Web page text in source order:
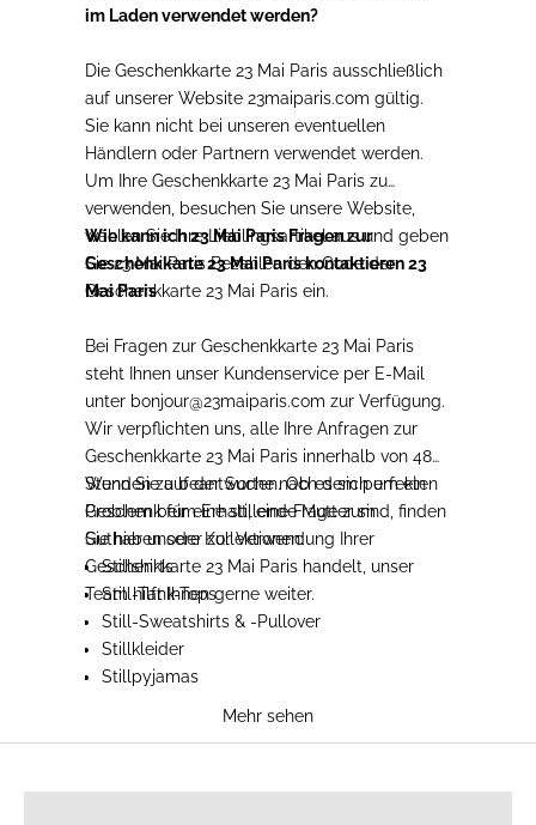
im Laden verwendet werden?
Die Geschenkkarte 23 Mai Paris ausschließlich
auf unserer Website 23maiparis.com gültig.
Sie kann nicht bei unseren eventuellen
Händlern oder Partnern verwendet werden.
Um Ihre Geschenkkarte 23 Mai Paris zu
verwenden, besuchen Sie unsere Website,
wählen Sie Ihre Lieblingsartikel aus und geben
Sie 23 Mai Paris Bezahlen den Code der
Geschenkkarte 23 Mai Paris ein.
Wie kann ich 23 Mai Paris Fragen zur
Geschenkkarte 23 Mai Paris kontaktieren 23
Mai Paris
Bei Fragen zur Geschenkkarte 23 Mai Paris
steht Ihnen unser Kundenservice per E-Mail
unter bonjour@23maiparis.com zur Verfügung.
Wir verpflichten uns, alle Ihre Anfragen zur
Geschenkkarte 23 Mai Paris innerhalb von 48
Stunden zu beantworten. Ob es sich um ein
Problem beim Erhalt, eine Frage zum
Guthaben oder zur Verwendung Ihrer
Geschenkkarte 23 Mai Paris handelt, unser
Team hilft Ihnen gerne weiter.
Wenn Sie auf der Suche nach dem perfekten
Geschenk für eine stillende Mutter sind, finden
Sie hier unsere Kollektionen:
Stillshirts
Still-Tank-Tops
Still-Sweatshirts & -Pullover
Stillkleider
Stillpyjamas
Umstandsmode
Mehr sehen